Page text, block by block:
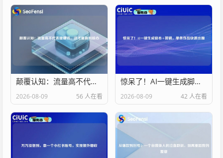
颠覆认知：流量高不代表能赚钱，这才是盈利核心
2026-08-09 56 人在看
惊呆了！AI一键生成脚本+剪辑，单条作品快速出圈
2026-08-09 42 人在看